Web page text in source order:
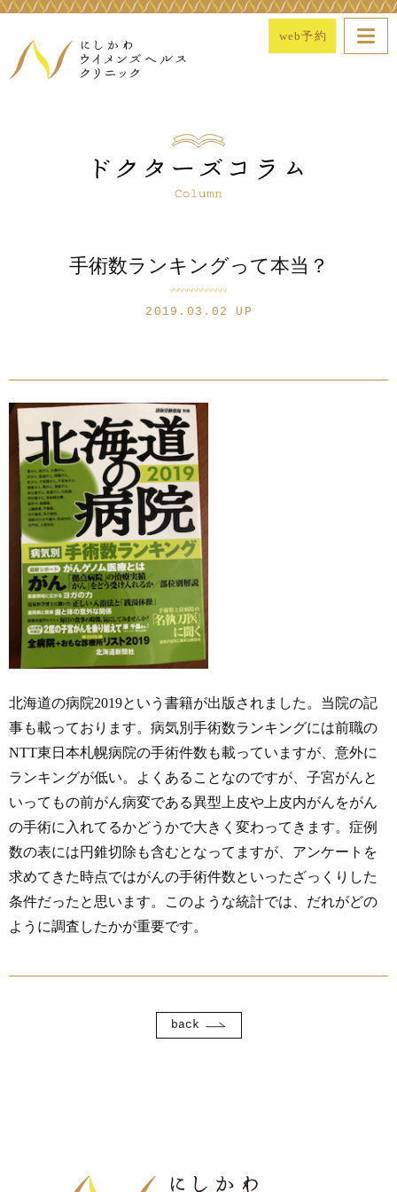
web予約
手術数ランキングって本当？
2019.03.02 UP
北海道の病院2019という書籍が出版されました。当院の記
事も載っております。病気別手術数ランキングには前職の
NTT東日本札幌病院の手術件数も載っていますが、意外に
ランキングが低い。よくあることなのですが、子宮がんと
いってもの前がん病変である異型上皮や上皮内がんをがん
の手術に入れてるかどうかで大きく変わってきます。症例
数の表には円錐切除も含むとなってますが、アンケートを
求めてきた時点ではがんの手術件数といったざっくりした
条件だったと思います。このような統計では、だれがどの
ように調査したかが重要です。
back